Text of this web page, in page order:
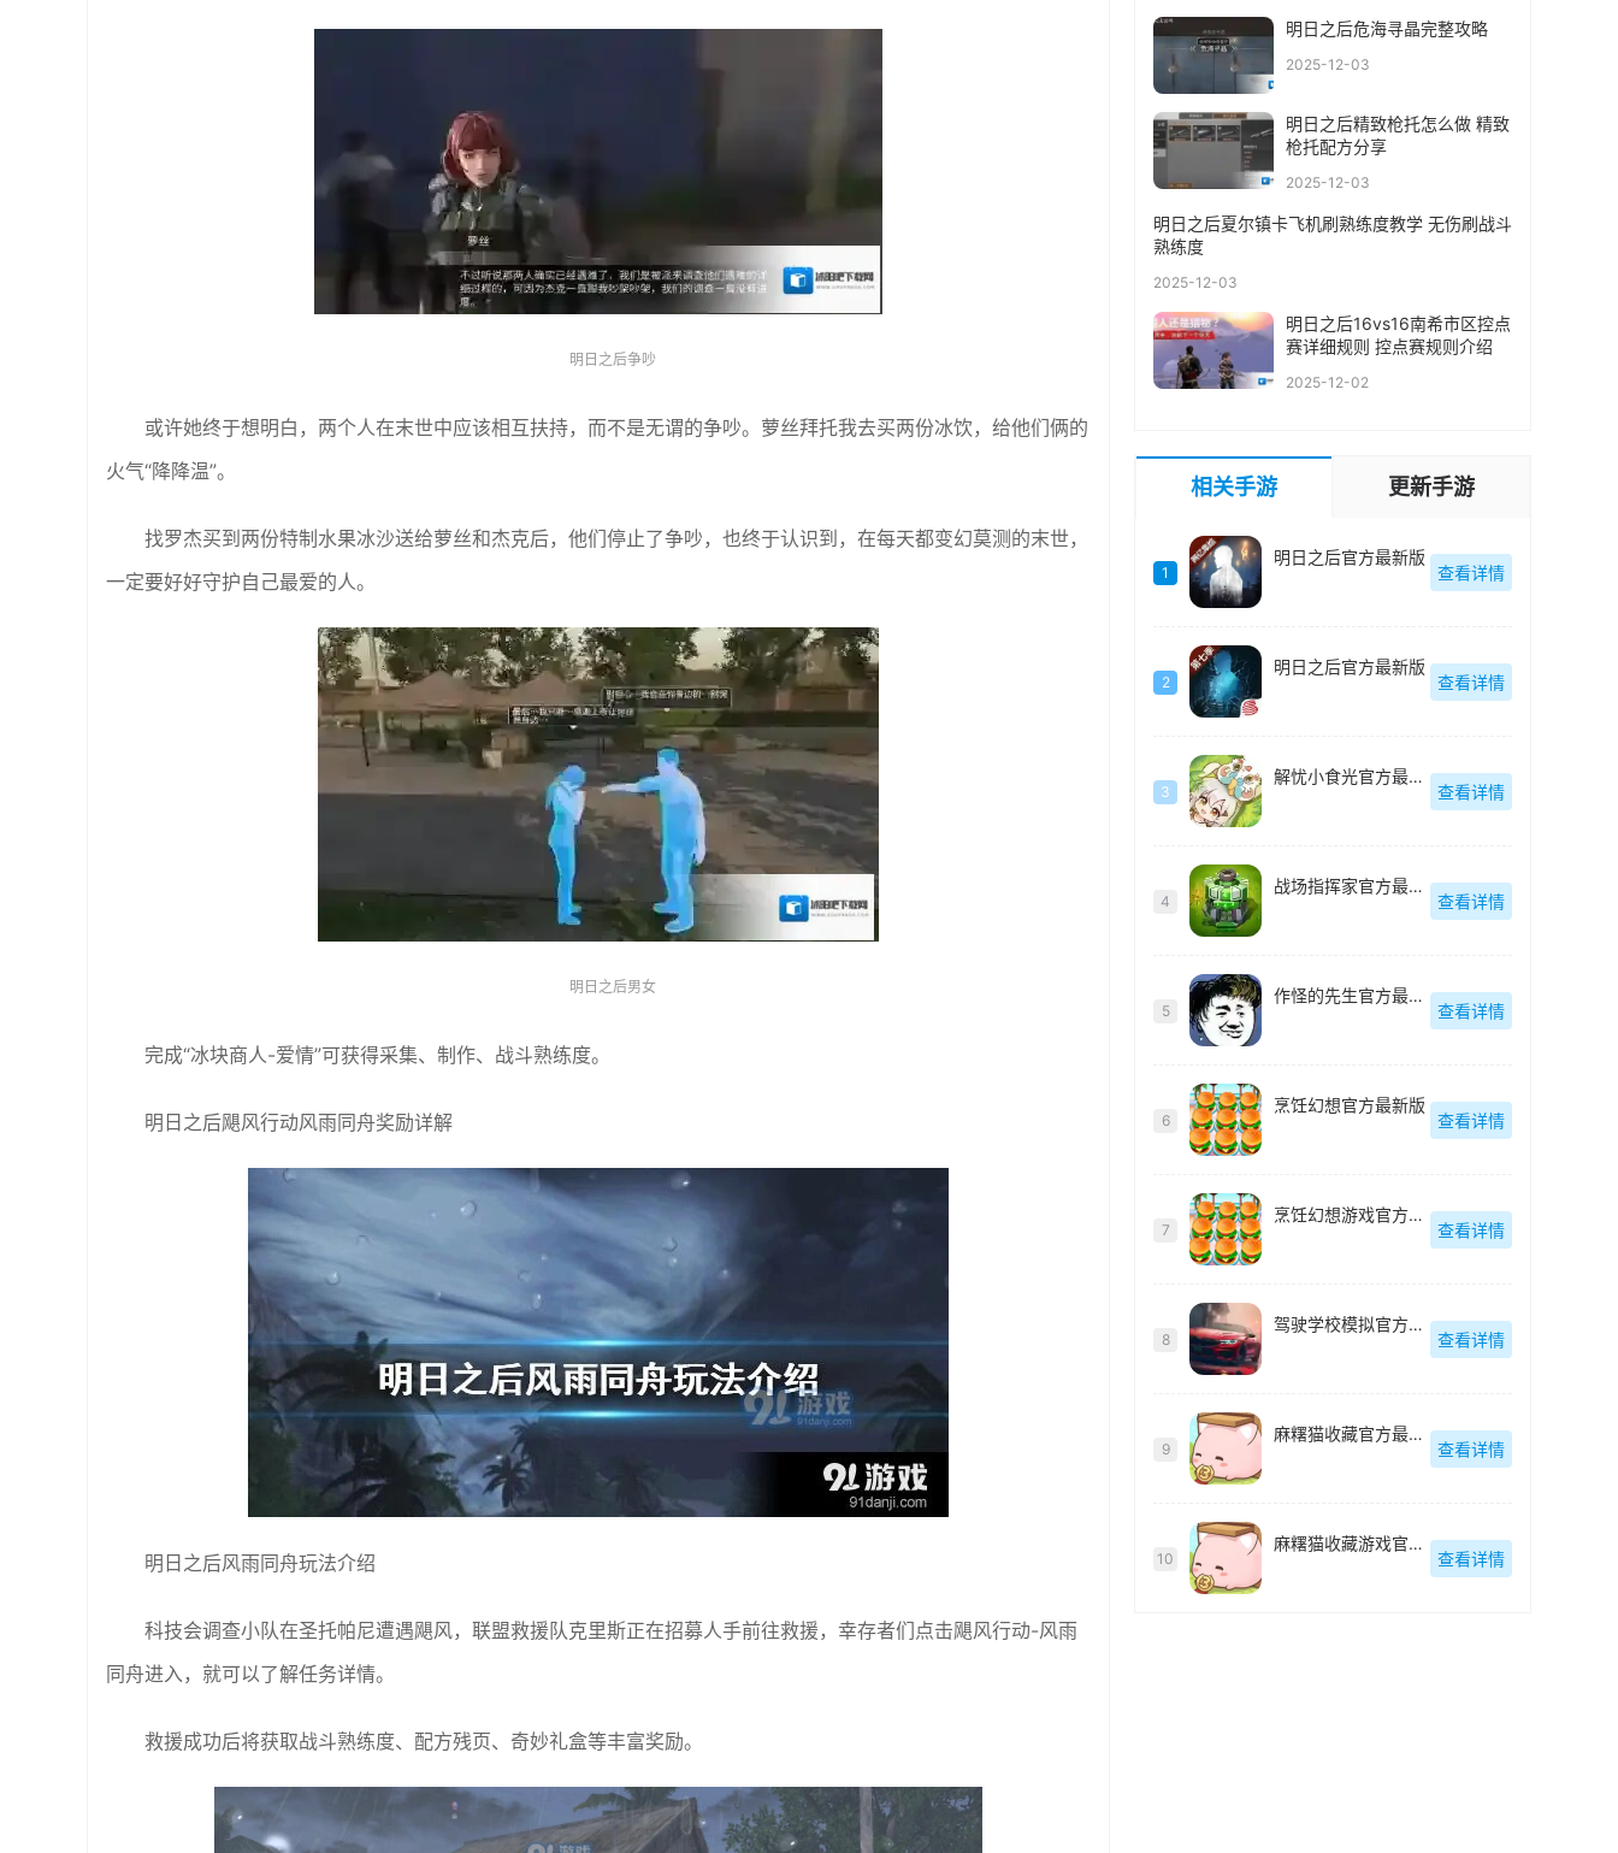
明日之后争吵
或许她终于想明白，两个人在末世中应该相互扶持，而不是无谓的争吵。萝丝拜托我去买两份冰饮，给他们俩的
火气“降降温”。
找罗杰买到两份特制水果冰沙送给萝丝和杰克后，他们停止了争吵，也终于认识到，在每天都变幻莫测的末世，
一定要好好守护自己最爱的人。
明日之后男女
完成“冰块商人-爱情”可获得采集、制作、战斗熟练度。
明日之后飓风行动风雨同舟奖励详解
明日之后风雨同舟玩法介绍
科技会调查小队在圣托帕尼遭遇飓风，联盟救援队克里斯正在招募人手前往救援，幸存者们点击飓风行动-风雨
同舟进入，就可以了解任务详情。
救援成功后将获取战斗熟练度、配方残页、奇妙礼盒等丰富奖励。
明日之后危海寻晶完整攻略
2025-12-03
明日之后精致枪托怎么做 精致
枪托配方分享
2025-12-03
明日之后夏尔镇卡飞机刷熟练度教学 无伤刷战斗
熟练度
2025-12-03
明日之后16vs16南希市区控点
赛详细规则 控点赛规则介绍
2025-12-02
相关手游 更新手游
1
明日之后官方最新版
查看详情
2
明日之后官方最新版
查看详情
3
解忧小食光官方最新版
查看详情
4
战场指挥家官方最新版
查看详情
5
作怪的先生官方最新版
查看详情
6
烹饪幻想官方最新版
查看详情
7
烹饪幻想游戏官方最新版
查看详情
8
驾驶学校模拟官方最新版
查看详情
9
麻糬猫收藏官方最新版
查看详情
10
麻糬猫收藏游戏官方最新版
查看详情